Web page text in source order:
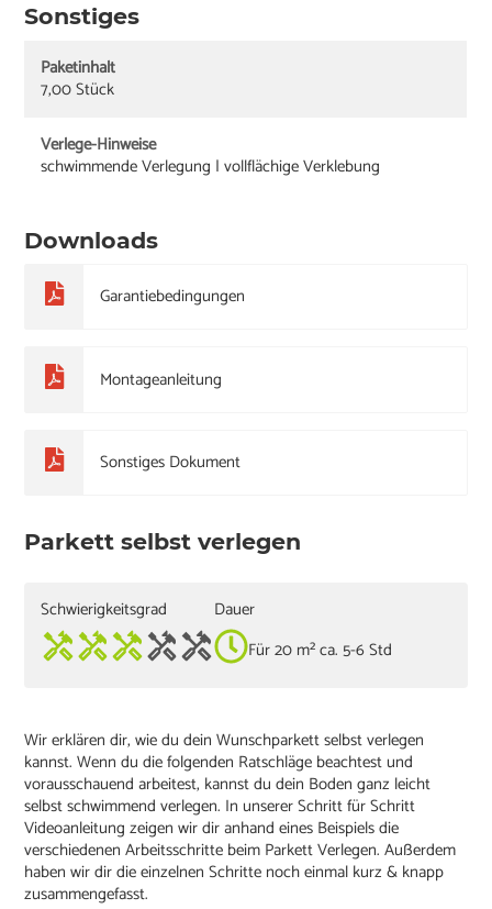
Sonstiges
Paketinhalt
7,00 Stück
Verlege-Hinweise
schwimmende Verlegung | vollflächige Verklebung
Downloads
Garantiebedingungen
Montageanleitung
Sonstiges Dokument
Parkett selbst verlegen
Schwierigkeitsgrad
Dauer
Für 20 m² ca. 5-6 Std
Wir erklären dir, wie du dein Wunschparkett selbst verlegen
kannst. Wenn du die folgenden Ratschläge beachtest und
vorausschauend arbeitest, kannst du dein Boden ganz leicht
selbst schwimmend verlegen. In unserer Schritt für Schritt
Videoanleitung zeigen wir dir anhand eines Beispiels die
verschiedenen Arbeitsschritte beim Parkett Verlegen. Außerdem
haben wir dir die einzelnen Schritte noch einmal kurz & knapp
zusammengefasst.